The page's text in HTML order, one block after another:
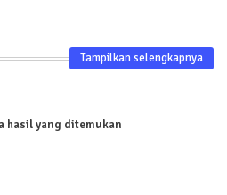
Tampilkan selengkapnya
hasil yang ditemukan